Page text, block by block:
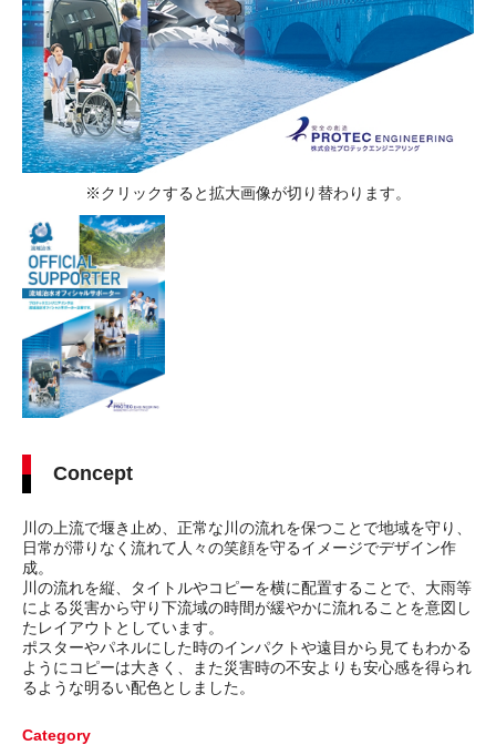
※クリックすると拡大画像が切り替わります。
Concept
川の上流で堰き止め、正常な川の流れを保つことで地域を守り、
日常が滞りなく流れて人々の笑顔を守るイメージでデザイン作
成。
川の流れを縦、タイトルやコピーを横に配置することで、大雨等
による災害から守り下流域の時間が緩やかに流れることを意図し
たレイアウトとしています。
ポスターやパネルにした時のインパクトや遠目から見てもわかる
ようにコピーは大きく、また災害時の不安よりも安心感を得られ
るような明るい配色としました。
Category